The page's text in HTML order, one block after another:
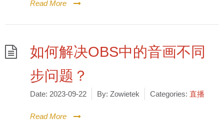
Read More
如何解决OBS中的音画不同
步问题？
Date: 2023-09-22 By: Zowietek Categories: 直播
Read More